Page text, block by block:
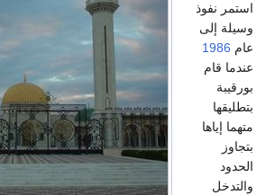
استمر نفوذ
وسيلة إلى
عام 1986
عندما قام
بورقيبة
بتطليقها
متهما إياها
بتجاوز
الحدود
والتدخل